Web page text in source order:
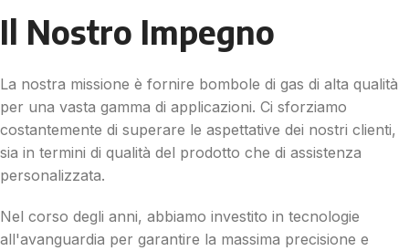
Il Nostro Impegno
La nostra missione è fornire bombole di gas di alta qualità
per una vasta gamma di applicazioni. Ci sforziamo
costantemente di superare le aspettative dei nostri clienti,
sia in termini di qualità del prodotto che di assistenza
personalizzata.
Nel corso degli anni, abbiamo investito in tecnologie
all'avanguardia per garantire la massima precisione e